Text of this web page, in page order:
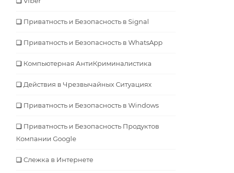
Приватность и Безопасность в Signal
Приватность и Безопасность в WhatsApp
Компьютерная АнтиКриминалистика
Действия в Чрезвычайных Ситуациях
Приватность и Безопасность в Windows
Приватность и Безопасность Продуктов
Компании Google
Слежка в Интернете